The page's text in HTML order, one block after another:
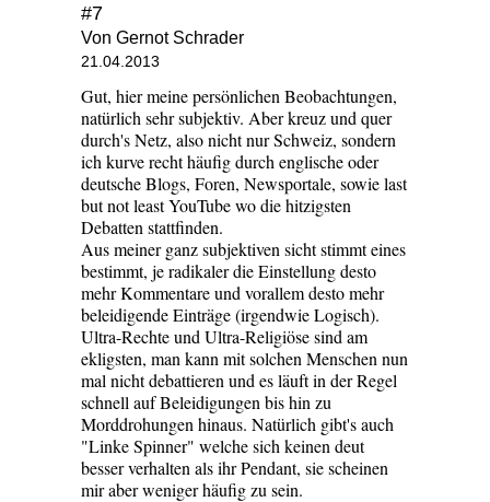
#7
Von Gernot Schrader
21.04.2013
Gut, hier meine persönlichen Beobachtungen,
natürlich sehr subjektiv. Aber kreuz und quer
durch's Netz, also nicht nur Schweiz, sondern
ich kurve recht häufig durch englische oder
deutsche Blogs, Foren, Newsportale, sowie last
but not least YouTube wo die hitzigsten
Debatten stattfinden.
Aus meiner ganz subjektiven sicht stimmt eines
bestimmt, je radikaler die Einstellung desto
mehr Kommentare und vorallem desto mehr
beleidigende Einträge (irgendwie Logisch).
Ultra-Rechte und Ultra-Religiöse sind am
ekligsten, man kann mit solchen Menschen nun
mal nicht debattieren und es läuft in der Regel
schnell auf Beleidigungen bis hin zu
Morddrohungen hinaus. Natürlich gibt's auch
"Linke Spinner" welche sich keinen deut
besser verhalten als ihr Pendant, sie scheinen
mir aber weniger häufig zu sein.